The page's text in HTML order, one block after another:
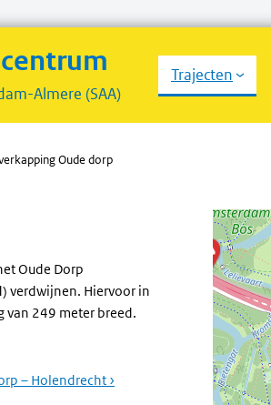
Almere (SAA)
Trajecten
Oude dorp
Oude Dorp
verdwijnen. Hiervoor in
van 249 meter breed.
– Holendrecht ›